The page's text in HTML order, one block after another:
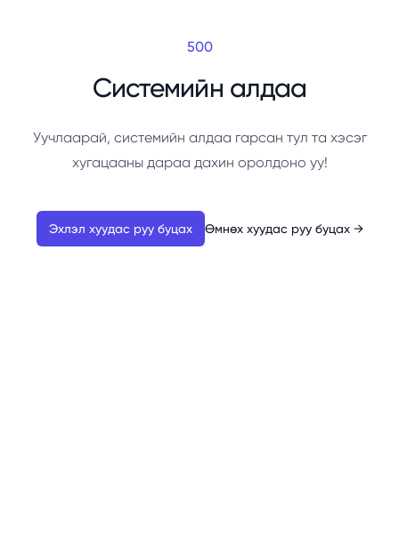
500
Системийн алдаа
Уучлаарай, системийн алдаа гарсан тул та хэсэг
хугацааны дараа дахин оролдоно уу!
Эхлэл хуудас руу буцах Өмнөх хуудас руу буцах →